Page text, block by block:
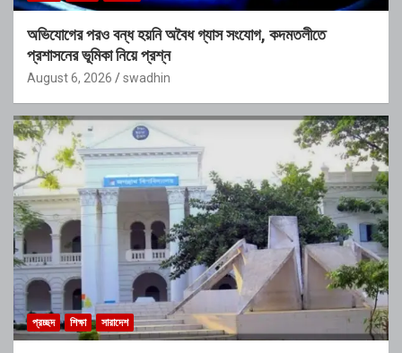
অভিযোগের পরও বন্ধ হয়নি অবৈধ গ্যাস সংযোগ, কদমতলীতে
প্রশাসনের ভূমিকা নিয়ে প্রশ্ন
August 6, 2026 swadhin
প্রচ্ছদ শিক্ষা সারাদেশ